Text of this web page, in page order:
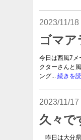
2023/11/18
ゴマア
今日は西風7メ
クターさんと
ング... 続きを
2023/11/17
久々で
昨日は大分